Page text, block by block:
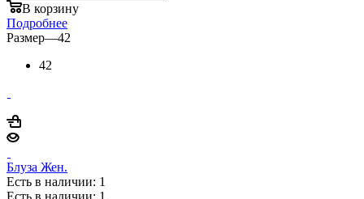
В корзину
Подробнее
Размер—42
42
Блуза Жен.
Есть в наличии: 1
Есть в наличии: 1